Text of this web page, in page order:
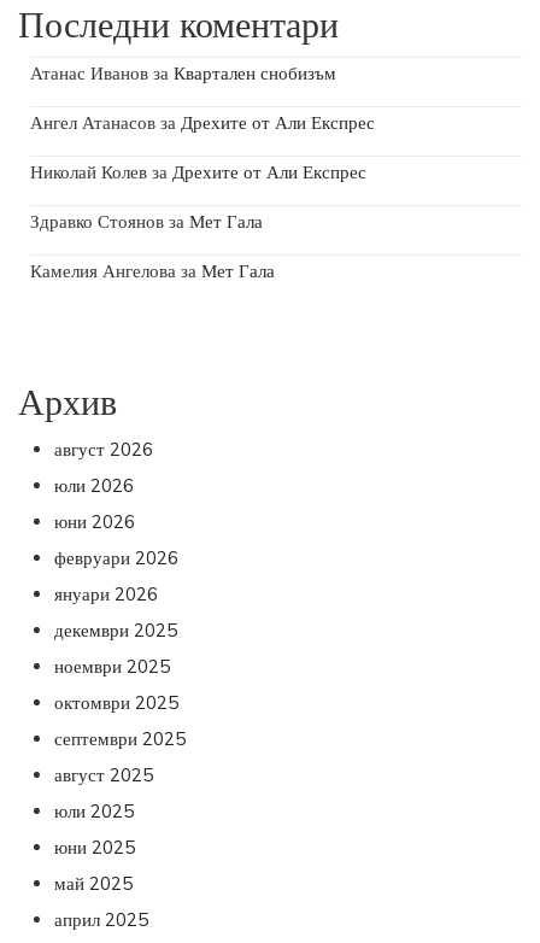
Последни коментари
Атанас Иванов за Квартален снобизъм
Ангел Атанасов за Дрехите от Али Експрес
Николай Колев за Дрехите от Али Експрес
Здравко Стоянов за Мет Гала
Камелия Ангелова за Мет Гала
Архив
август 2026
юли 2026
юни 2026
февруари 2026
януари 2026
декември 2025
ноември 2025
октомври 2025
септември 2025
август 2025
юли 2025
юни 2025
май 2025
април 2025